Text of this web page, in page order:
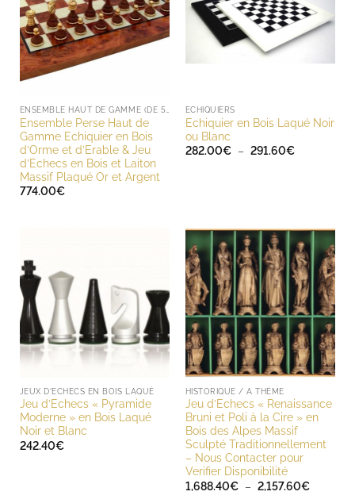
Ensemble Perse Haut de
Gamme Echiquier en Bois
d’Orme et d’Erable & Jeu
d’Echecs en Bois et Laiton
Massif Plaqué Or et Argent
774.00€
ECHIQUIERS
Echiquier en Bois Laqué Noir
ou Blanc
282.00€ – 291.60€Plage
JEUX D'ECHECS EN BOIS LAQUÉ
Jeu d’Echecs « Pyramide
Moderne » en Bois Laqué
Noir et Blanc
242.40€
HISTORIQUE / A THÈME
Jeu d’Echecs « Renaissance
Bruni et Poli à la Cire » en
Bois des Alpes Massif
Sculpté Traditionnellement
– Nous Contacter pour
Verifier Disponibilité
1,688.40€ – 2,157.60€Plage